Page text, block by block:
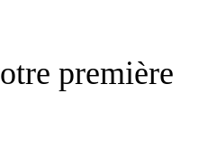
première